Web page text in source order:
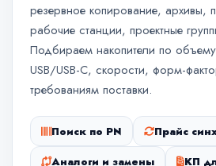
резервное копирование, архивы,
рабочие станции, проектные
Подбираем накопители по
USB/USB-C, скорости, форм-
требованиям поставки.
Поиск по PN
Прайс
Аналоги и замены
КП